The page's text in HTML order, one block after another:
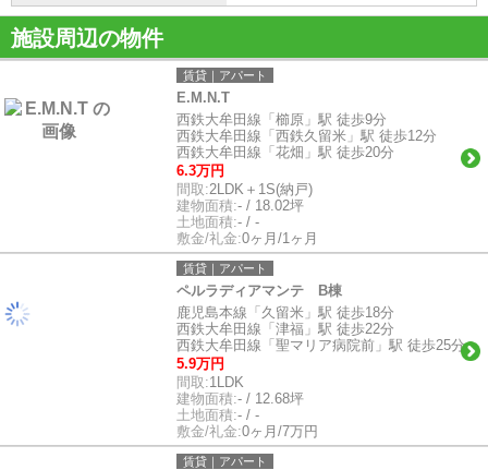
施設周辺の物件
賃貸｜アパート
E.M.N.T
西鉄大牟田線「櫛原」駅 徒歩9分
西鉄大牟田線「西鉄久留米」駅 徒歩12分
西鉄大牟田線「花畑」駅 徒歩20分
6.3万円
間取:2LDK＋1S(納戸)
建物面積:- / 18.02坪
土地面積:- / -
敷金/礼金:0ヶ月/1ヶ月
賃貸｜アパート
ペルラディアマンテ B棟
鹿児島本線「久留米」駅 徒歩18分
西鉄大牟田線「津福」駅 徒歩22分
西鉄大牟田線「聖マリア病院前」駅 徒歩25分
5.9万円
間取:1LDK
建物面積:- / 12.68坪
土地面積:- / -
敷金/礼金:0ヶ月/7万円
賃貸｜アパート